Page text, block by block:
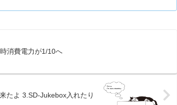
消費電力が1/10へ
たよ 3.SD-Jukebox入れたり